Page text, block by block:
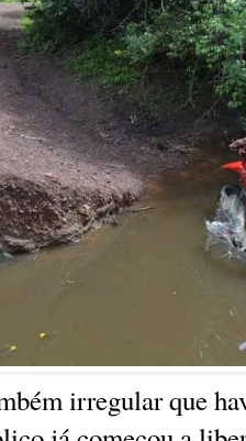
irregular que